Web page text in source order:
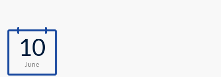
10
June